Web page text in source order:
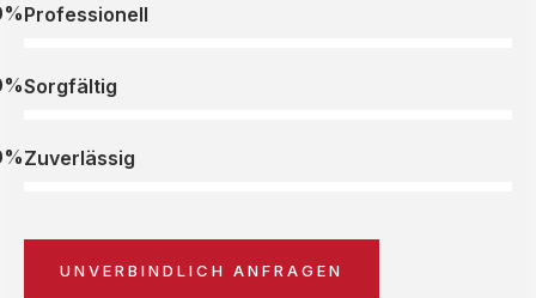
Professionell
Sorgfältig
Zuverlässig
UNVERBINDLICH ANFRAGEN